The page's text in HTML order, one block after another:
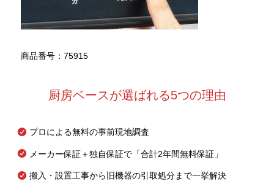
商品番号：75915
厨房ベースが選ばれる5つの理由
プロによる無料の事前現地調査
メーカー保証＋独自保証で「合計2年間無料保証」
搬入・設置工事から旧機器の引取処分まで一挙解決